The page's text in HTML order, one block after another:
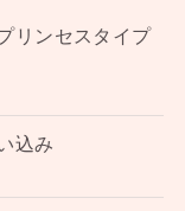
リンセスタイプ
込み